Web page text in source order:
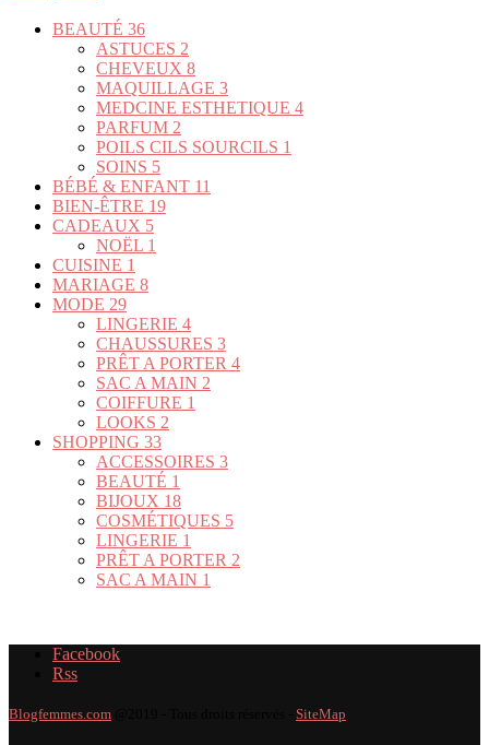
BEAUTÉ 36
ASTUCES 2
CHEVEUX 8
MAQUILLAGE 3
MEDCINE ESTHETIQUE 4
PARFUM 2
POILS CILS SOURCILS 1
SOINS 5
BÉBÉ & ENFANT 11
BIEN-ÊTRE 19
CADEAUX 5
NOËL 1
CUISINE 1
MARIAGE 8
MODE 29
LINGERIE 4
CHAUSSURES 3
PRÊT A PORTER 4
SAC A MAIN 2
COIFFURE 1
LOOKS 2
SHOPPING 33
ACCESSOIRES 3
BEAUTÉ 1
BIJOUX 18
COSMÉTIQUES 5
LINGERIE 1
PRÊT A PORTER 2
SAC A MAIN 1
Facebook
Rss
Blogfemmes.com SiteMap